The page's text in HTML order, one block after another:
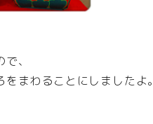
、
まわることにしましたよ。